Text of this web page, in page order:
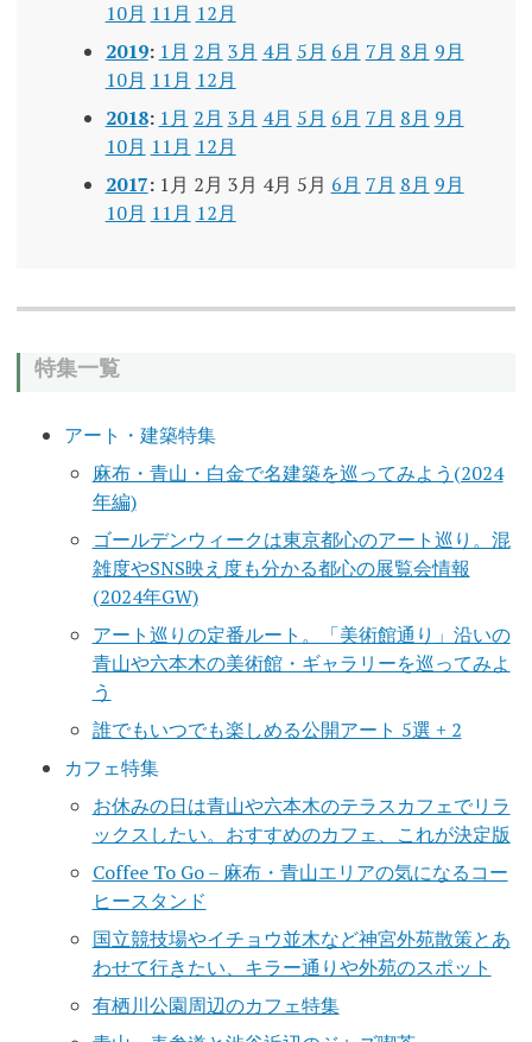
10月 11月 12月
2019: 1月 2月 3月 4月 5月 6月 7月 8月 9月
10月 11月 12月
2018: 1月 2月 3月 4月 5月 6月 7月 8月 9月
10月 11月 12月
2017: 1月 2月 3月 4月 5月 6月 7月 8月 9月
10月 11月 12月
特集一覧
アート・建築特集
麻布・青山・白金で名建築を巡ってみよう(2024
年編)
ゴールデンウィークは東京都心のアート巡り。混
雑度やSNS映え度も分かる都心の展覧会情報
(2024年GW)
アート巡りの定番ルート。「美術館通り」沿いの
青山や六本木の美術館・ギャラリーを巡ってみよ
う
誰でもいつでも楽しめる公開アート 5選 + 2
カフェ特集
お休みの日は青山や六本木のテラスカフェでリラ
ックスしたい。おすすめのカフェ、これが決定版
Coffee To Go – 麻布・青山エリアの気になるコー
ヒースタンド
国立競技場やイチョウ並木など神宮外苑散策とあ
わせて行きたい、キラー通りや外苑のスポット
有栖川公園周辺のカフェ特集